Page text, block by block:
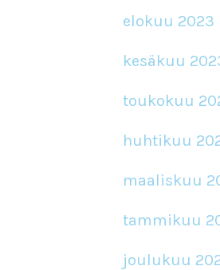
elokuu 2023
kesäkuu
toukokuu
huhtikuu
maaliskuu
tammikuu
joulukuu